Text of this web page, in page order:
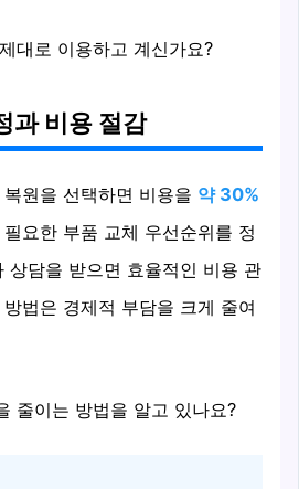
대로 이용하고 계신가요?
과 비용 절감
원을 선택하면 비용을 약 30%
요한 부품 교체 우선순위를 정
상담을 받으면 효율적인 비용 관
법은 경제적 부담을 크게 줄여
줄이는 방법을 알고 있나요?